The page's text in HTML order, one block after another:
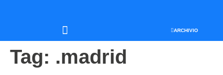
ARCHIVIO
Tag: .madrid